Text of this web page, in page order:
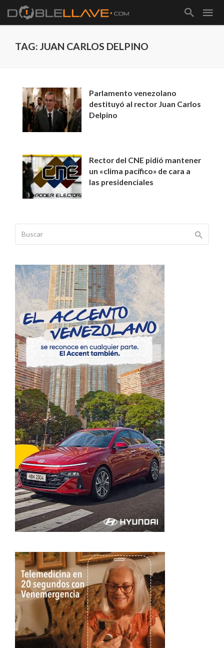
TAG: JUAN CARLOS DELPINO
Parlamento venezolano
destituyó al rector Juan Carlos
Delpino
Rector del CNE pidió mantener
un «clima pacífico» de cara a
las presidenciales